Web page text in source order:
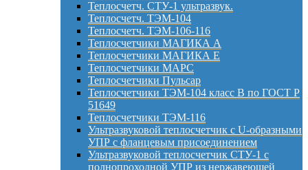
Теплосчетч. СТУ-1 ультразвук.
Теплосчетч. ТЭМ-104
Теплосчетч. ТЭМ-106-116
Теплосчетчики МАГИКА А
Теплосчетчики МАГИКА Е
Теплосчетчики МАРС
Теплосчетчики Пульсар
Теплосчетчики ТЭМ-104 класс B по ГОСТ Р
51649
Теплосчетчики ТЭМ-116
Ультразвуковой теплосчетчик с U-образными
УПР с фланцевым присоединением
Ультразвуковой теплосчетчик СТУ-1 с
полнопроходной УПР из нержавеющей